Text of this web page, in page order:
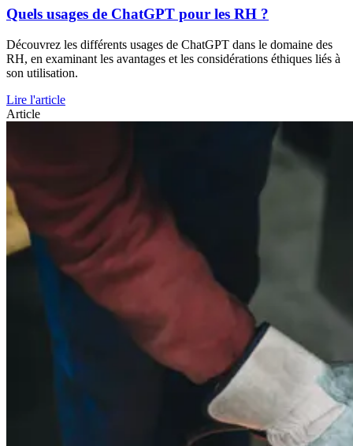
Quels usages de ChatGPT pour les RH ?
Découvrez les différents usages de ChatGPT dans le domaine des
RH, en examinant les avantages et les considérations éthiques liés à
son utilisation.
Lire l'article
Article